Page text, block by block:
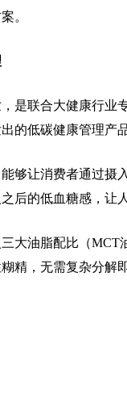
。
是联合大健康行
的低碳健康管理产品
够让消费者通过
后的低血糖感，让
大油脂配比（
精，无需复杂分解